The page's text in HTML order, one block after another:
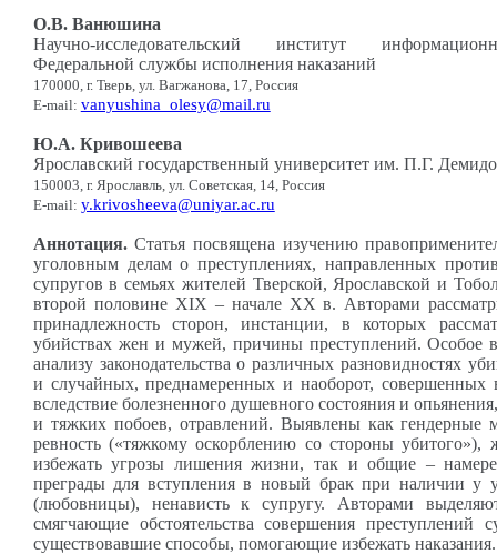
О.В. Ванюшина
Научно-исследовательский институт
Федеральной службы исполнения наказаний
170000, г. Тверь, ул. Вагжанова, 17, Россия
E-mail: vanyushina_olesy@mail.ru
Ю.А. Кривошеева
Ярославский государственный университет им. П.Г.
150003, г. Ярославль, ул. Советская, 14, Россия
E-mail: y.krivosheeva@uniyar.ac.ru
Аннотация.Статья посвящена изучению
уголовным делам о преступлениях, направленных
супругов в семьях жителей Тверской, Ярославской и
второй половине XIX – начале XX в. Авторами
принадлежность сторон, инстанции, в которых
убийствах жен и мужей, причины преступлений. Особое
анализу законодательства о различных разновидностях
и случайных, преднамеренных и наоборот, совершенных
вследствие болезненного душевного состояния и
и тяжких побоев, отравлений. Выявлены как гендерные
ревность («тяжкому оскорблению со стороны убитого»),
избежать угрозы лишения жизни, так и общие –
преграды для вступления в новый брак при наличии у
(любовницы), ненависть к супругу. Авторами
смягчающие обстоятельства совершения преступлений
существовавшие способы, помогающие избежать наказания.